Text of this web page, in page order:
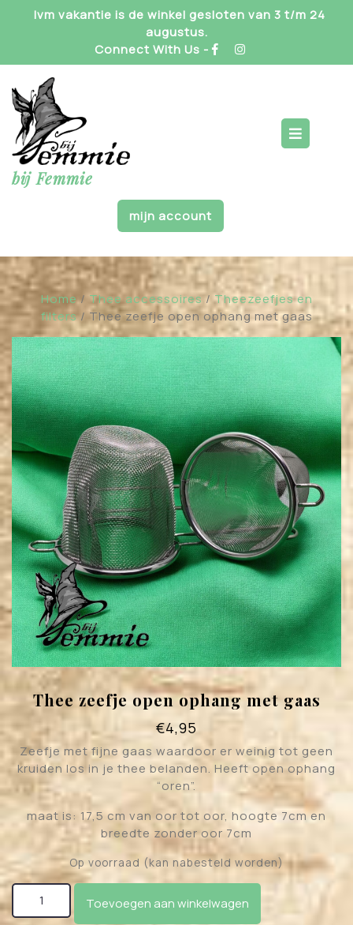
Ivm vakantie is de winkel gesloten van 3 t/m 24
augustus.
Connect With Us -
bij Femmie
mijn account
Home/ Thee accessoires /Theezeefjes en
filters/ Thee zeefje open ophang met gaas
Thee zeefje open ophang met gaas
€4,95
Zeefje met fijne gaas waardoor er weinig tot geen
kruiden los in je thee belanden. Heeft open ophang
“oren”.
maat is: 17,5 cm van oor tot oor, hoogte 7cm en
breedte zonder oor 7cm
Op voorraad (kan nabesteld worden)
Thee zeefje open ophang met gaas aantal
Toevoegen aan winkelwagen